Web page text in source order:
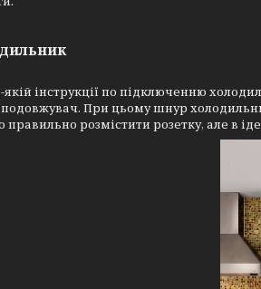
якій інструкції по підключенню
При цьому шнур
правильно розмістити розетку, але в